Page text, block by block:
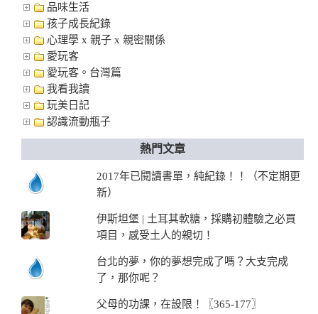
品味生活
孩子成長紀錄
心理學 x 親子 x 親密關係
愛玩客
愛玩客。台灣篇
我看我讀
玩美日記
認識流動瓶子
熱門文章
2017年已閱讀書單，純紀錄！！（不定期更
新）
伊斯坦堡 | 土耳其軟糖，採購初體驗之必買
項目，感受土人的親切！
台北的夢，你的夢想完成了嗎？大支完成
了，那你呢？
父母的功課，在設限！〖365-177〗